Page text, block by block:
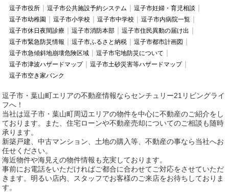
逗子市役所 逗子市公共施設予約システム
逗子市妊婦・育児相談
逗子市幼稚園
逗子市小学校 逗子市中学校
逗子市内病院一覧
逗子市休日夜間診療
逗子市消防本部
逗子市住民異動の届け出
逗子市緊急防災情報
逗子市ふるさと納税
逗子市都市計画図
逗子市急傾斜地崩壊危険区域
逗子市宅地防災について
逗子市津波ハザードマップ
逗子市土砂災害等ハザードマップ
逗子市空き家バンク
逗子市・葉山町エリアの不動産情報ならセンチュリー21リビングライ
フへ！
当社は逗子市・葉山町周辺エリアの物件を中心に不動産のご紹介をし
ております。また、住宅ローンや不動産売却についてのご相談も随時
承ります。
新築戸建、中古マンション、土地の購入等、不動産の事なら当社へお
任せください。
海近物件や海見えの物件情報も充実しております。
事前にお電話をいただければご都合に合わせてご対応をさせていただ
きます。明るい店内、スタッフでお客様のご来店をお待ちしておりま
す。